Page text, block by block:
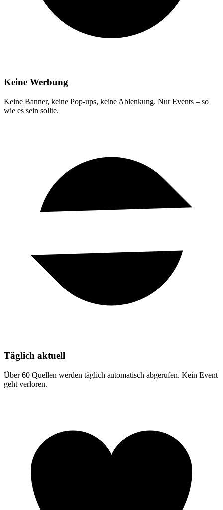
Keine Werbung
Keine Banner, keine Pop-ups, keine Ablenkung. Nur Events – so
wie es sein sollte.
Täglich aktuell
Über 60 Quellen werden täglich automatisch abgerufen. Kein Event
geht verloren.